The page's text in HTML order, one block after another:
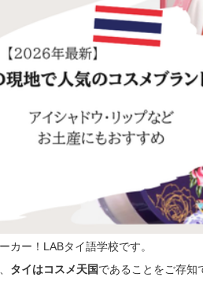
カー！LABタイ語学校です。
タイはコスメ天国であることをご存知